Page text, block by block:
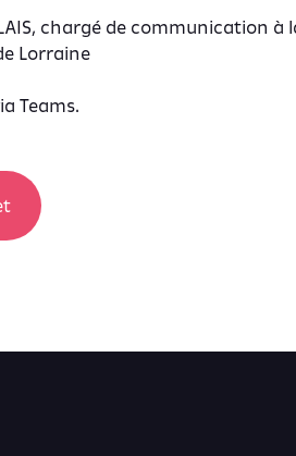
chargé de communication
Lorraine
Teams.